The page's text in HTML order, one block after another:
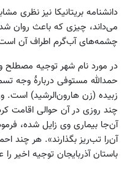
دانشنامه بریتانیکا نیز نظری
می‌داند، چیزی که باعث روان
چشمه‌های آب‌گرم اطراف آن
در مورد نام شهر توجیه مصطلح
حمدالله مستوفی دربارهٔ وجه
زبیده (زن هارون‌الرشید) است.
چند روزی در آن حوالی اقامت
آن‌جا بیماری وی زایل شده،
آن‌را تب‌ریز بگذارند». هر چند
باستان آذربایجان توجیه اخیر